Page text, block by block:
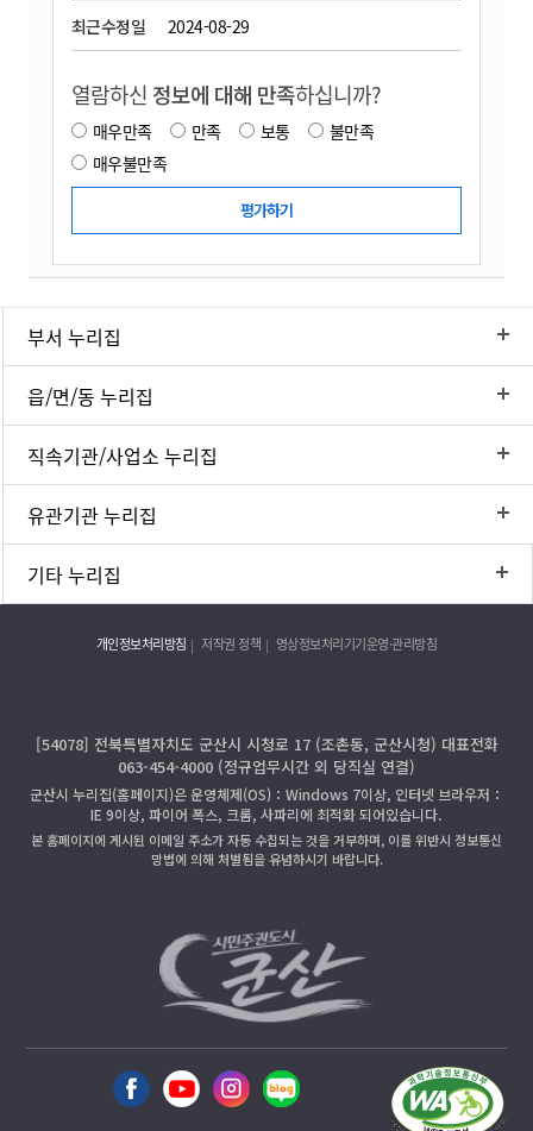
최근수정일 2024-08-29
열람하신 정보에 대해 만족하십니까?
매우만족 만족 보통
불만족
매우불만족
부서 누리집
읍/면/동 누리집
직속기관/사업소 누리집
유관기관 누리집
기타 누리집
개인정보처리방침 저작권 정책 영상정보처리기기운영·관리방침
[54078] 전북특별자치도 군산시 시청로 17 (조촌동, 군산시청) 대표전화
063-454-4000 (정규업무시간 외 당직실 연결)
군산시 누리집(홈페이지)은 운영체제(OS)：Windows 7이상, 인터넷 브라우저：
IE 9이상, 파이어 폭스, 크롬, 사파리에 최적화 되어있습니다.
본 홈페이지에 게시된 이메일 주소가 자동 수집되는 것을 거부하며, 이를 위반시 정보통신
망법에 의해 처벌됨을 유념하시기 바랍니다.